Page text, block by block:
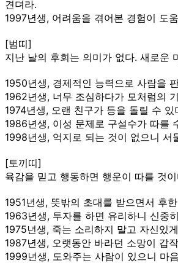
견뎌라.
1997년생, 어려움을 겪어본 경험이 도
[범띠]
지난 날의 후회는 의미가 없다. 새로운
1950년생, 경제적인 능력으로 사람을
1962년생, 너무 조심하다가 모처럼의
1974년생, 오랜 친구가 등을 돌릴 수 있
1986년생, 이성 문제로 구설수가 따를
1998년생, 억지로 되는 것이 없으니 서
[토끼띠]
육감을 믿고 행동하면 행운이 따를 것
1951년생, 뜻밖의 초대를 받으면서 후
1963년생, 투자를 하면 유리하니 신중
1975년생, 죽는 소리하지 말고 자신있
1987년생, 오랫동안 바라던 소망이 갑
1999년생, 도와주는 사람이 있으니 마